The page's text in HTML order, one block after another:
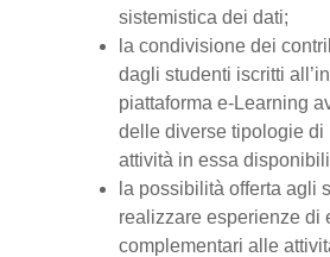
sistemistica dei dati;
la condivisione dei
dagli studenti iscritti
piattaforma e-Learning
delle diverse tipologie di
attività in essa
la possibilità offerta agli
realizzare esperienze di
complementari alle